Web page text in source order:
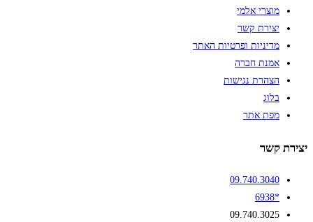
מוצרי אלמי
יצירת קשר
מדיניות ופרטיות האתר
אמנת חברה
הצהרת נגישות
בלוג
מפת אתר
יצירת קשר
09.740.3040
*6938
09.740.3025